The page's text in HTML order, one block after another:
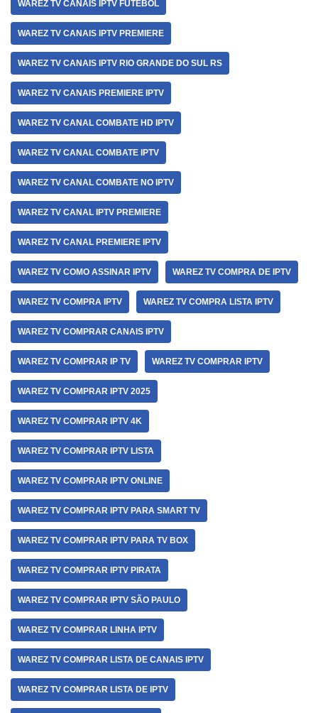
WAREZ TV CANAIS IPTV FUTEBOL
WAREZ TV CANAIS IPTV PREMIERE
WAREZ TV CANAIS IPTV RIO GRANDE DO SUL RS
WAREZ TV CANAIS PREMIERE IPTV
WAREZ TV CANAL COMBATE HD IPTV
WAREZ TV CANAL COMBATE IPTV
WAREZ TV CANAL COMBATE NO IPTV
WAREZ TV CANAL IPTV PREMIERE
WAREZ TV CANAL PREMIERE IPTV
WAREZ TV COMO ASSINAR IPTV WAREZ TV COMPRA DE IPTV
WAREZ TV COMPRA IPTV WAREZ TV COMPRA LISTA IPTV
WAREZ TV COMPRAR CANAIS IPTV
WAREZ TV COMPRAR IP TV WAREZ TV COMPRAR IPTV
WAREZ TV COMPRAR IPTV 2025
WAREZ TV COMPRAR IPTV 4K
WAREZ TV COMPRAR IPTV LISTA
WAREZ TV COMPRAR IPTV ONLINE
WAREZ TV COMPRAR IPTV PARA SMART TV
WAREZ TV COMPRAR IPTV PARA TV BOX
WAREZ TV COMPRAR IPTV PIRATA
WAREZ TV COMPRAR IPTV SÃO PAULO
WAREZ TV COMPRAR LINHA IPTV
WAREZ TV COMPRAR LISTA DE CANAIS IPTV
WAREZ TV COMPRAR LISTA DE IPTV